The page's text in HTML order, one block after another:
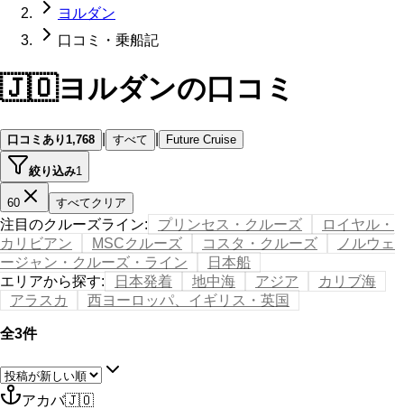
ヨルダン
口コミ・乗船記
🇯🇴ヨルダンの口コミ
口コミあり1,768 すべて Future Cruise
絞り込み1
60 すべてクリア
注目のクルーズライン: プリンセス・クルーズ
ロイヤル・
カリビアン
MSCクルーズ コスタ・クルーズ
ノルウェ
ージャン・クルーズ・ライン
日本船
エリアから探す: 日本発着 地中海 アジア
カリブ海
アラスカ
西ヨーロッパ、イギリス・英国
全3件
アカバ🇯🇴